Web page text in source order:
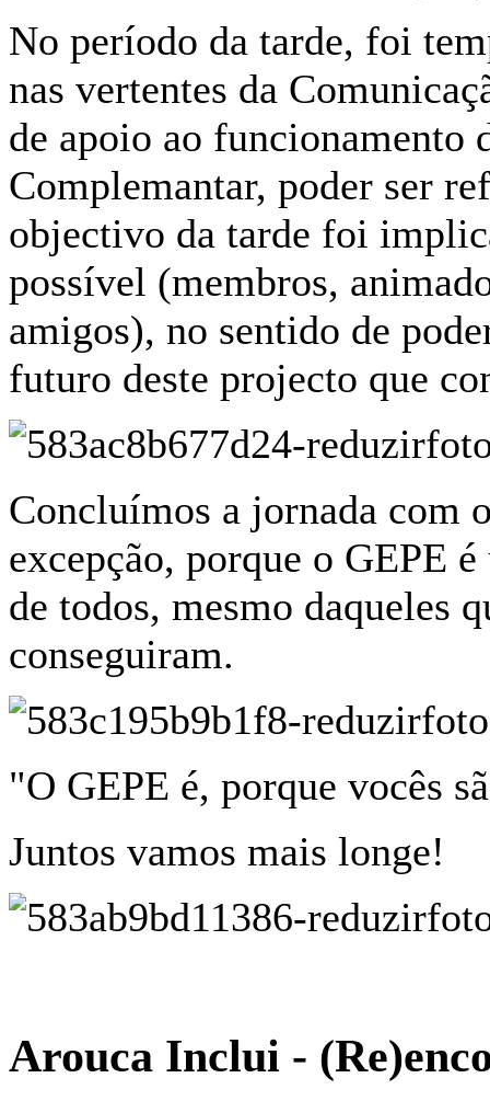
No período da tarde, foi
nas vertentes da
de apoio ao funcionamento
Complemantar, poder ser
objectivo da tarde foi
possível (membros,
amigos), no sentido de
futuro deste projecto que
Concluímos a jornada com
excepção, porque o GEPE
de todos, mesmo daqueles
conseguiram.
"O GEPE é, porque vocês
Juntos vamos mais longe!
Arouca Inclui -